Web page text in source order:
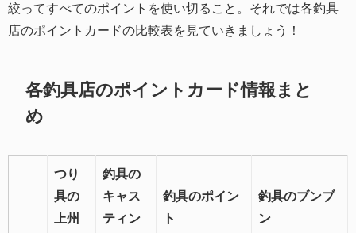
絞ってすべてのポイントを使い切ること。それでは各釣具
店のポイントカードの比較表を見ていきましょう！
各釣具店のポイントカード情報まと
め
つり
具の
上州
釣具の
キャス
ティン
釣具のポイン
ト
釣具のブンブ
ン